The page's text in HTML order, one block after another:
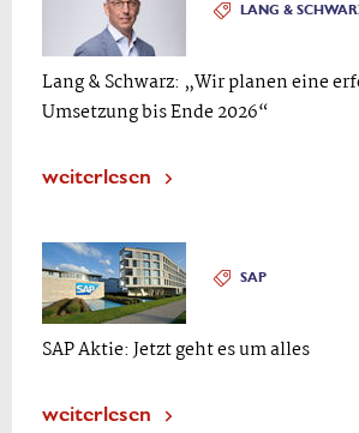
LANG &
Lang & Schwarz: „Wir planen eine
Umsetzung bis Ende 2026“
weiterlesen
SAP
SAP Aktie: Jetzt geht es um alles
weiterlesen